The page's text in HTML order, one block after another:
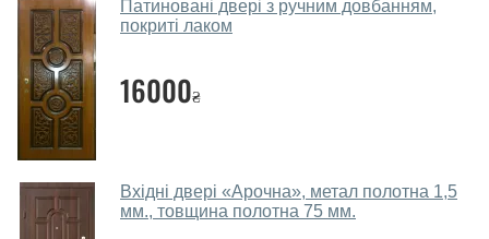
параметрів, бюджету та інших факторів. Підбір
вхідних дверей проводиться індивідуально для
кожного відвідувача.
Заміри дверей робите?
Так, робимо. Наші фахівці можуть зробити замір та
собою каталоги кольорів та візерунків. Після виміру та
консультації Ви можете оформити заявку, не
Патиновані двері з ручним довбанням,
покриті лаком
16000₴
Вхідні двері «Арочна», метал полотна 1,5
мм., товщина полотна 75 мм.